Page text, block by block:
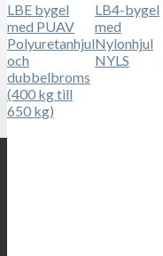
LBE bygel
med PUAV
Polyuretanhjul
och
dubbelbroms
(400 kg till
650 kg)
LB4-bygel
med
Nylonhjul
NYLS